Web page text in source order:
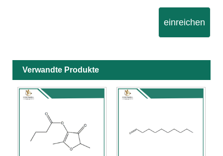
einreichen
Verwandte Produkte